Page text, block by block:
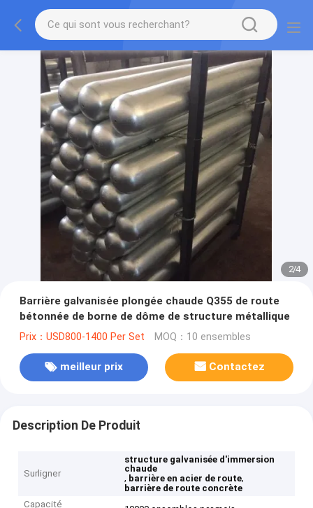
2/4
Barrière galvanisée plongée chaude Q355 de route
bétonnée de borne de dôme de structure métallique
Prix：USD800-1400 Per Set MOQ：10 ensembles
meilleur prix Contactez
Description De Produit
Surligner
structure galvanisée d'immersion
chaude
, barrière en acier de route,
barrière de route concrète
Capacité